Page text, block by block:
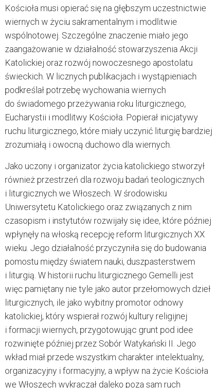
Kościoła musi opierać się na głębszym uczestnictwie
wiernych w życiu sakramentalnym i modlitwie
wspólnotowej. Szczególne znaczenie miało jego
zaangażowanie w działalność stowarzyszenia Akcji
Katolickiej oraz rozwój nowoczesnego apostolatu
świeckich. W licznych publikacjach i wystąpieniach
podkreślał potrzebę wychowania wiernych
do świadomego przeżywania roku liturgicznego,
Eucharystii i modlitwy Kościoła. Popierał inicjatywy
ruchu liturgicznego, które miały uczynić liturgię bardziej
zrozumiałą i owocną duchowo dla wiernych.
Jako uczony i organizator życia katolickiego stworzył
również przestrzeń dla rozwoju badań teologicznych
i liturgicznych we Włoszech. W środowisku
Uniwersytetu Katolickiego oraz związanych z nim
czasopism i instytutów rozwijały się idee, które później
wpłynęły na włoską recepcję reform liturgicznych XX
wieku. Jego działalność przyczyniła się do budowania
pomostu między światem nauki, duszpasterstwem
i liturgią. W historii ruchu liturgicznego Gemelli jest
więc pamiętany nie tyle jako autor przełomowych dzieł
liturgicznych, ile jako wybitny promotor odnowy
katolickiej, który wspierał rozwój kultury religijnej
i formacji wiernych, przygotowując grunt pod idee
rozwinięte później przez Sobór Watykański II . Jego
wkład miał przede wszystkim charakter intelektualny,
organizacyjny i formacyjny, a wpływ na życie Kościoła
we Włoszech wykraczał daleko poza sam ruch